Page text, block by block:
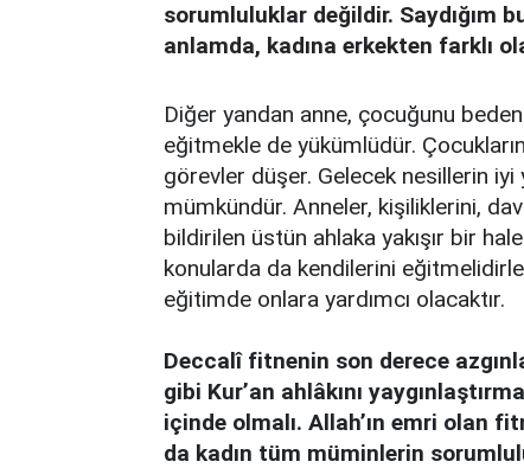
sorumluluklar değildir. Saydığım
anlamda, kadına erkekten farklı
Diğer yandan anne, çocuğunu
eğitmekle de yükümlüdür.
görevler düşer. Gelecek nesillerin
mümkündür. Anneler, kişiliklerini,
bildirilen üstün ahlaka yakışır bir
konularda da kendilerini
eğitimde onlara yardımcı olacaktır.
Deccalî fitnenin son derece
gibi Kur’an ahlâkını
içinde olmalı. Allah’ın emri olan
da kadın tüm müminlerin